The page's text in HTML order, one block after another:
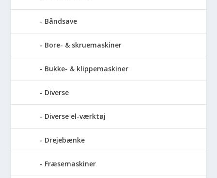
Båndsave
Bore- & skruemaskiner
Bukke- & klippemaskiner
Diverse
Diverse el-værktøj
Drejebænke
Fræsemaskiner